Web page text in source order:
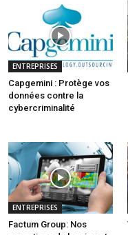
ENTREPRISES
Capgemini : Protège vos
données contre la
cybercriminalité
ENTREPRISES
Factum Group: Nos